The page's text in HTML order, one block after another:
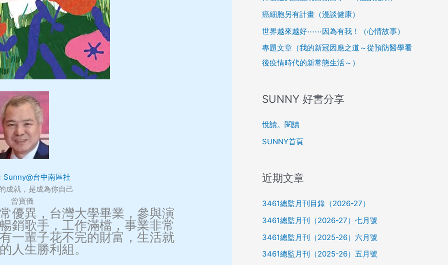
Sunny@台中南區社
成就，是成為你自己
曾寶儀
優異，台灣大學畢業，參與演
銷歌手，工作滿檔，事業非常
一輩子花不完的財富，生活就
人生勝利組。
癌細胞另有計畫（漫談健康）
世界越來越好⋯⋯因為有我！（心情故事）
專題文章（我的新冠因應之道～從預防醫學看
後疫情時代的新常態生活～）
SUNNY 好書分享
悅讀。閱讀
SUNNY首頁
近期文章
3461總監月刊目錄（2026-27）
3461總監月刊（2026-27）七月號
3461總監月刊（2025-26）六月號
3461總監月刊（2025-26）五月號